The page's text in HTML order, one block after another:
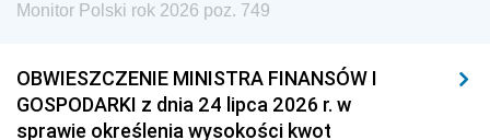
Monitor Polski rok 2026 poz. 749
OBWIESZCZENIE MINISTRA FINANSÓW I
GOSPODARKI z dnia 24 lipca 2026 r. w
sprawie określenia wysokości kwot